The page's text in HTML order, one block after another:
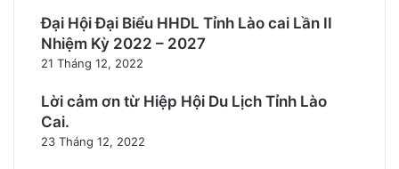
Đại Hội Đại Biểu HHDL Tỉnh Lào cai Lần II
Nhiệm Kỳ 2022 – 2027
21 Tháng 12, 2022
Lời cảm ơn từ Hiệp Hội Du Lịch Tỉnh Lào
Cai.
23 Tháng 12, 2022